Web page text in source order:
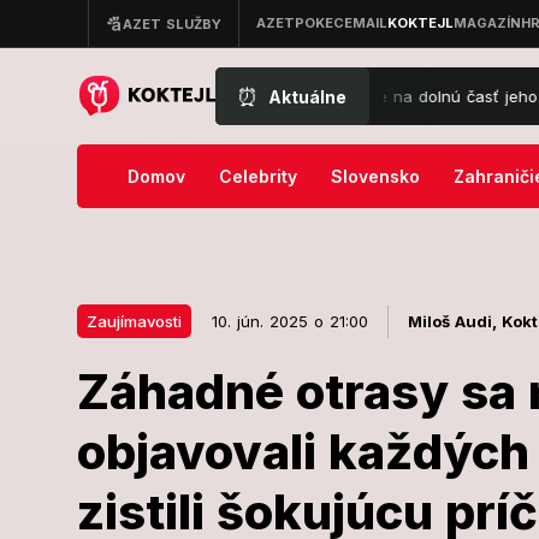
⏰ Aktuálne
III.: Pohľad vám hneď padne na dolnú časť jeho tela!
Domov Celebrity Slovensko
Zaujímavosti 10. jún. 2025 o 21:00 Miloš Audi,
Záhadné otrasy sa
objavovali
zistili šokujúcu
Zaujímavosti
Záhadné